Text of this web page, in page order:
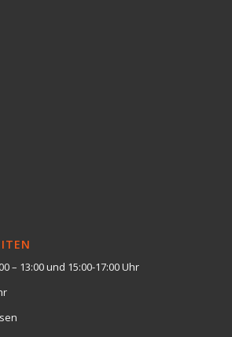
– 13:00 und 15:00-17:00 Uhr